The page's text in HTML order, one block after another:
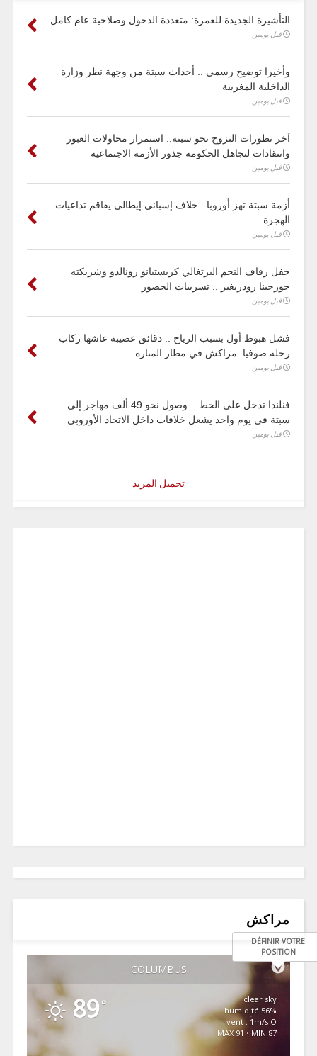
التأشيرة الجديدة للعمرة: متعددة الدخول وصلاحية عام كامل
قبل يومين
وأخيرا توضيح رسمي .. أحداث سبتة من وجهة نظر وزارة
الداخلية المغربية
قبل يومين
آخر تطورات النزوح نحو سبتة.. استمرار محاولات العبور
وانتقادات لتجاهل الحكومة جذور الأزمة الاجتماعية
قبل يومين
أزمة سبتة تهز أوروبا.. خلاف إسباني إيطالي يفاقم تداعيات
الهجرة
قبل يومين
حفل زفاف النجم البرتغالي كريستيانو رونالدو وشريكته
جورجينا رودريغيز .. تسريبات الحضور
قبل يومين
فشل هبوط أول بسبب الرياح .. دقائق عصيبة عاشها ركاب
رحلة صوفيا–مراكش في مطار المنارة
قبل يومين
فنلندا تدخل على الخط .. وصول نحو 49 ألف مهاجر إلى
سبتة في يوم واحد يشعل خلافات داخل الاتحاد الأوروبي
قبل يومين
تحميل المزيد
مراكش
COLUMBUS
DÉFINIR VOTRE
POSITION
89 °
clear sky
56% humidité
vent : 1m/s O
MAX 91 • MIN 87